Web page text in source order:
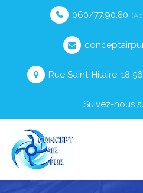
060/77.90.80
Rue Saint-Hilaire, 18
Suivez-nous